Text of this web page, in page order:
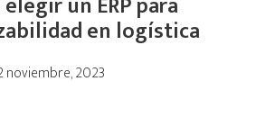
en logística
noviembre, 2023